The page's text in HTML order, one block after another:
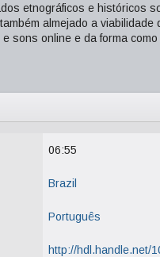
etnográficos e históricos
almejado a
sons online e da forma
06:55
Brazil
Português
http://hdl.handle.net/